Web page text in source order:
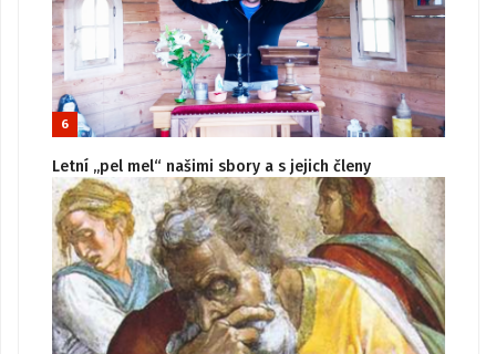
6
Letní „pel mel“ našimi sbory a s jejich členy